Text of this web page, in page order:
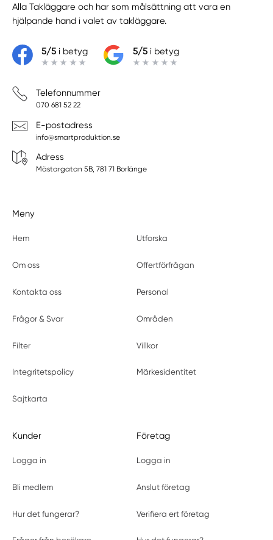
Alla Takläggare och har som målsättning att vara en
hjälpande hand i valet av takläggare.
5/5i betyg 5/5i betyg
Telefonnummer
070 681 52 22
E-postadress
info@smartproduktion.se
Adress
Mästargatan 5B, 781 71 Borlänge
Meny
Hem Utforska
Om oss Offertförfrågan
Kontakta oss Personal
Frågor & Svar Områden
Filter Villkor
Integritetspolicy Märkesidentitet
Sajtkarta
Kunder
Logga in
Bli medlem
Hur det fungerar?
Företag
Logga in
Anslut företag
Verifiera ert företag